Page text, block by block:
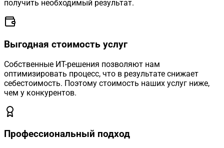
получить необходимый результат.
Выгодная стоимость услуг
Собственные ИТ-решения позволяют нам
оптимизировать процесс, что в результате снижает
себестоимость. Поэтому стоимость наших услуг ниже,
чем у конкурентов.
Профессиональный подход